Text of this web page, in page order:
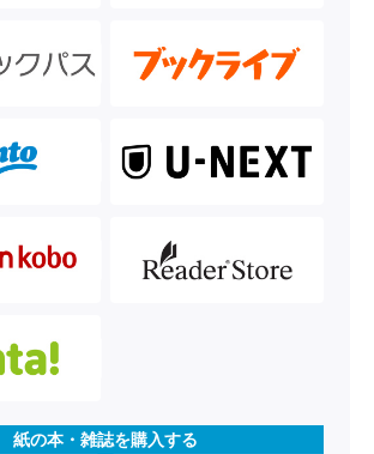
紙の本・雑誌を購入する